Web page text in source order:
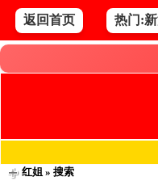
返回首页 热门:
红姐» 搜索